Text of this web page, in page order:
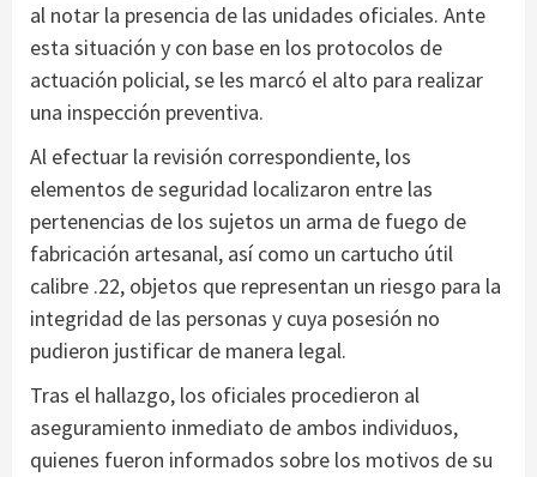
al notar la presencia de las unidades oficiales. Ante
esta situación y con base en los protocolos de
actuación policial, se les marcó el alto para realizar
una inspección preventiva.
Al efectuar la revisión correspondiente, los
elementos de seguridad localizaron entre las
pertenencias de los sujetos un arma de fuego de
fabricación artesanal, así como un cartucho útil
calibre .22, objetos que representan un riesgo para la
integridad de las personas y cuya posesión no
pudieron justificar de manera legal.
Tras el hallazgo, los oficiales procedieron al
aseguramiento inmediato de ambos individuos,
quienes fueron informados sobre los motivos de su